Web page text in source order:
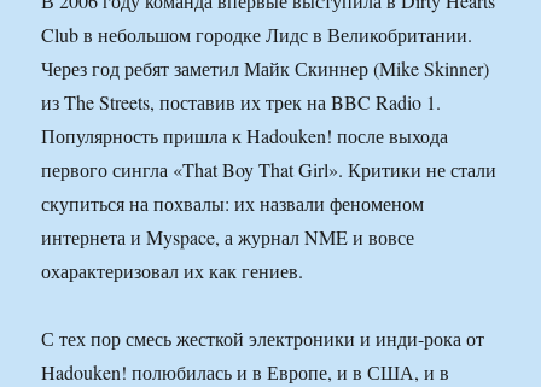
Club в небольшом городке Лидс в Великобритании.
Через год ребят заметил Майк Скиннер (Mike Skinner)
из The Streets, поставив их трек на BBC Radio 1.
Популярность пришла к Hadouken! после выхода
первого сингла «That Boy That Girl». Критики не стали
скупиться на похвалы: их назвали феноменом
интернета и Myspace, а журнал NME и вовсе
охарактеризовал их как гениев.
С тех пор смесь жесткой электроники и инди-рока от
Hadouken! полюбилась и в Европе, и в США, и в